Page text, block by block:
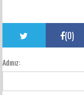
(0)
Adınız: